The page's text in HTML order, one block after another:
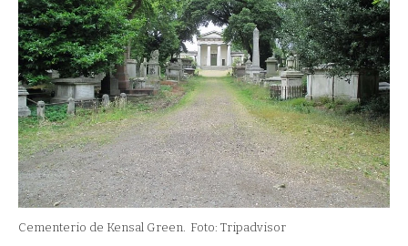
Cementerio de Kensal Green. Foto: Tripadvisor